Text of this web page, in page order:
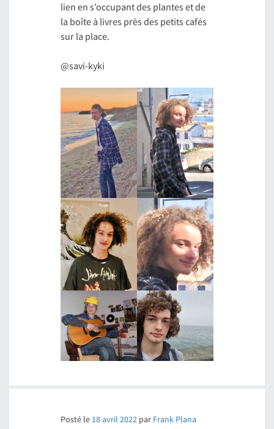
lien en s’occupant des plantes et de
la boîte à livres près des petits cafés
sur la place.
@savi-kyki
Posté le 18 avril 2022par Frank Plana